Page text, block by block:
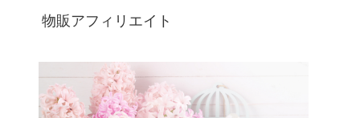
物販アフィリエイト